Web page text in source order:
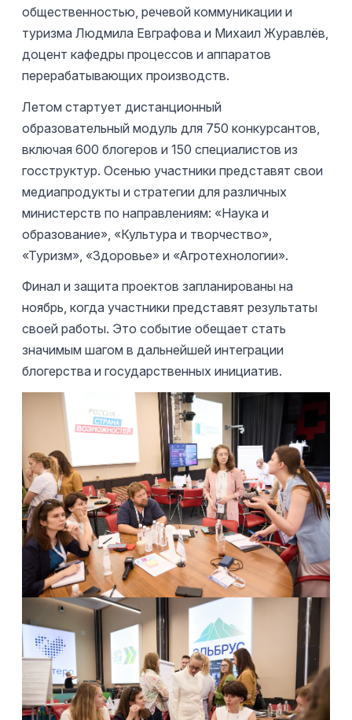
общественностью, речевой коммуникации и
туризма Людмила Евграфова и Михаил Журавлёв,
доцент кафедры процессов и аппаратов
перерабатывающих производств.
Летом стартует дистанционный
образовательный модуль для 750 конкурсантов,
включая 600 блогеров и 150 специалистов из
госструктур. Осенью участники представят свои
медиапродукты и стратегии для различных
министерств по направлениям: «Наука и
образование», «Культура и творчество»,
«Туризм», «Здоровье» и «Агротехнологии».
Финал и защита проектов запланированы на
ноябрь, когда участники представят результаты
своей работы. Это событие обещает стать
значимым шагом в дальнейшей интеграции
блогерства и государственных инициатив.